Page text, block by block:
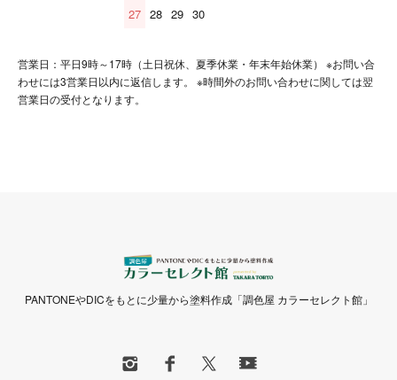
27 28 29 30
営業日：平日9時～17時（土日祝休、夏季休業・年末年始休業） ※お問い合
わせには3営業日以内に返信します。 ※時間外のお問い合わせに関しては翌
営業日の受付となります。
PANTONEやDICをもとに少量から塗料作成「調色屋 カラーセレクト館」